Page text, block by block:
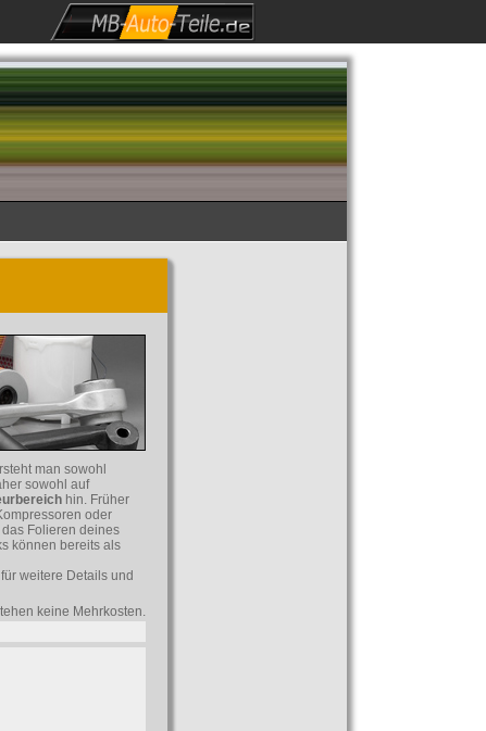
man sowohl
sowohl auf
hin. Früher
oder
Folieren deines
können bereits als
weitere Details und
keine Mehrkosten.